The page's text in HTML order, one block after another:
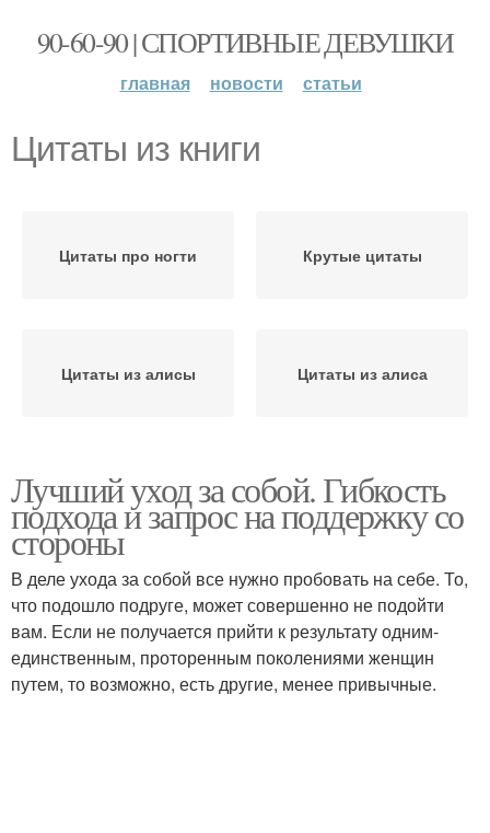
90-60-90 | СПОРТИВНЫЕ ДЕВУШКИ
главная новости статьи
Цитаты из книги
Цитаты про ногти Крутые цитаты
Цитаты из алисы Цитаты из алиса
Лучший уход за собой. Гибкость
подхода и запрос на поддержку со
стороны
В деле ухода за собой все нужно пробовать на себе. То,
что подошло подруге, может совершенно не подойти
вам. Если не получается прийти к результату одним-
единственным, проторенным поколениями женщин
путем, то возможно, есть другие, менее привычные.